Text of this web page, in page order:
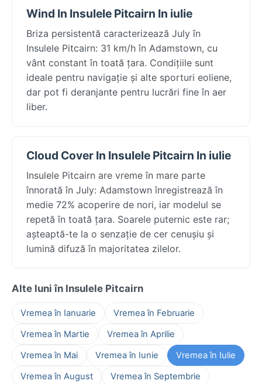
Wind In Insulele Pitcairn In iulie
Briza persistentă caracterizează July în
Insulele Pitcairn: 31 km/h în Adamstown, cu
vânt constant în toată țara. Condițiile sunt
ideale pentru navigație și alte sporturi eoliene,
dar pot fi deranjante pentru lucrări fine în aer
liber.
Cloud Cover In Insulele Pitcairn In iulie
Insulele Pitcairn are vreme în mare parte
înnorată în July: Adamstown înregistrează în
medie 72% acoperire de nori, iar modelul se
repetă în toată țara. Soarele puternic este rar;
așteaptă-te la o senzație de cer cenușiu și
lumină difuză în majoritatea zilelor.
Alte luni în Insulele Pitcairn
Vremea în Ianuarie
Vremea în Februarie
Vremea în Martie
Vremea în Aprilie
Vremea în Mai
Vremea în Iunie
Vremea în Iulie
Vremea în August
Vremea în Septembrie